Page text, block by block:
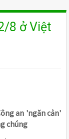
8 ở Việt
an 'ngăn cản'
chúng